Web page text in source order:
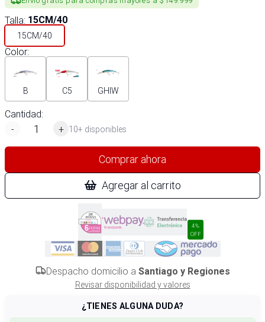
Talla: 15CM/40
15CM/40
Color:
B C5 GHIW
Cantidad:
-
+ 10+ disponibles
Comprar ahora
Agregar al carrito
4%
OFF
Despacho domicilio a Santiago y Regiones
Revisar disponibilidad y valores
¿TIENES ALGUNA DUDA?